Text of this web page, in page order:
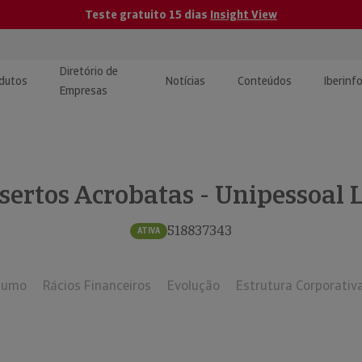
Teste gratuito 15 dias Insight View
e Monitorização de
Diretório de
Empresas
Notícias Conteúdos
| Estudos e
Acrobatas - Unipessoal
ATIVA 518837343
Rácios Financeiros Evolução Estrutura Corporativa